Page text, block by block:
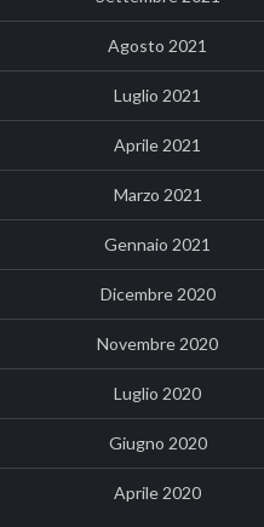
Agosto 2021
Luglio 2021
Aprile 2021
Marzo 2021
Gennaio 2021
Dicembre 2020
Novembre 2020
Luglio 2020
Giugno 2020
Aprile 2020